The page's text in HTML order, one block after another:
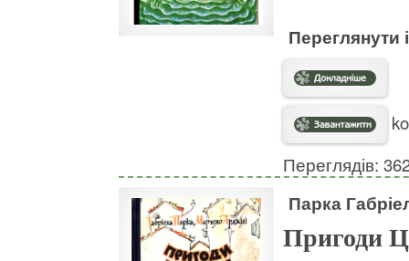
Переглянути
Переглядів:
Парка
Пригоди